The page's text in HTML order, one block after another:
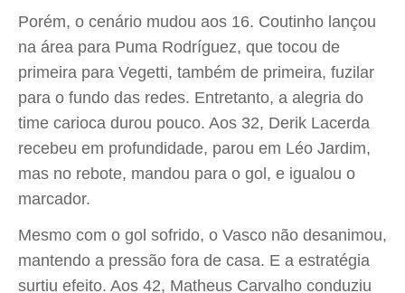
Porém, o cenário mudou aos 16. Coutinho lançou
na área para Puma Rodríguez, que tocou de
primeira para Vegetti, também de primeira, fuzilar
para o fundo das redes. Entretanto, a alegria do
time carioca durou pouco. Aos 32, Derik Lacerda
recebeu em profundidade, parou em Léo Jardim,
mas no rebote, mandou para o gol, e igualou o
marcador.
Mesmo com o gol sofrido, o Vasco não desanimou,
mantendo a pressão fora de casa. E a estratégia
surtiu efeito. Aos 42, Matheus Carvalho conduziu